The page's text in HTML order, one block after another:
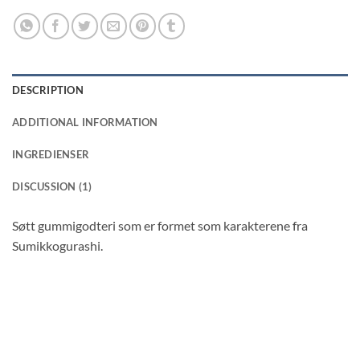
DESCRIPTION
ADDITIONAL INFORMATION
INGREDIENSER
DISCUSSION (1)
Søtt gummigodteri som er formet som karakterene fra
Sumikkogurashi.